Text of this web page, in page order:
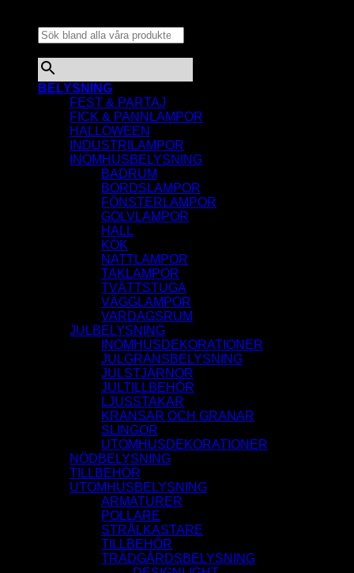
BELYSNING
FEST & PARTAJ
FICK & PANNLAMPOR
HALLOWEEN
INDUSTRILAMPOR
INOMHUSBELYSNING
BADRUM
BORDSLAMPOR
FÖNSTERLAMPOR
GOLVLAMPOR
HALL
KÖK
NATTLAMPOR
TAKLAMPOR
TVÄTTSTUGA
VÄGGLAMPOR
VARDAGSRUM
JULBELYSNING
INOMHUSDEKORATIONER
JULGRANSBELYSNING
JULSTJÄRNOR
JULTILLBEHÖR
LJUSSTAKAR
KRANSAR OCH GRANAR
SLINGOR
UTOMHUSDEKORATIONER
NÖDBELYSNING
TILLBEHÖR
UTOMHUSBELYSNING
ARMATURER
POLLARE
STRÅLKASTARE
TILLBEHÖR
TRÄDGÅRDSBELYSNING